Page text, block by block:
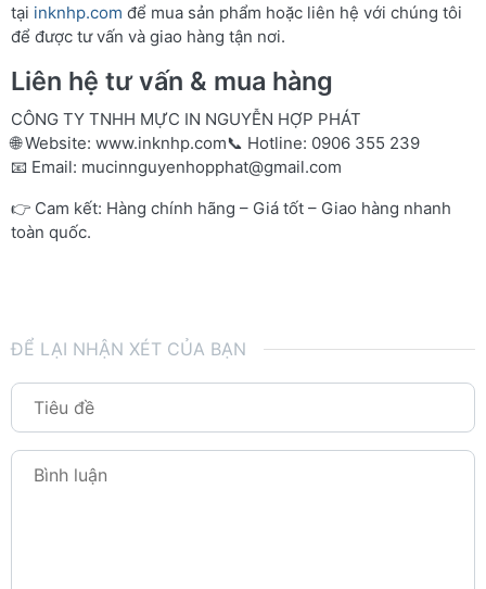
tại inknhp.com để mua sản phẩm hoặc liên hệ với chúng tôi
để được tư vấn và giao hàng tận nơi.
Liên hệ tư vấn & mua hàng
CÔNG TY TNHH MỰC IN NGUYỄN HỢP PHÁT
🌐 Website: www.inknhp.com📞 Hotline: 0906 355 239
📧 Email: mucinnguyenhopphat@gmail.com
👉 Cam kết: Hàng chính hãng – Giá tốt – Giao hàng nhanh
toàn quốc.
ĐỂ LẠI NHẬN XÉT CỦA BẠN